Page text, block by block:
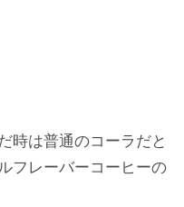
時は普通のコーラだと
フレーバーコーヒーの